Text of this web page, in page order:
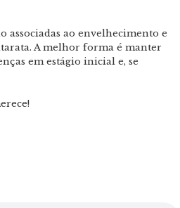
associadas ao envelhecimento e
A melhor forma é manter
em estágio inicial e, se